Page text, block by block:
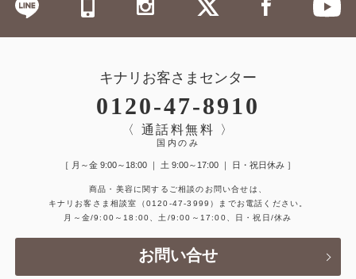
キナリお客さまセンター
0120-47-8910
〈 通話料無料 〉
国内のみ
［ 月～金 9:00～18:00 ｜ 土 9:00～17:00 ｜ 日・祝日休み ］
商品・美容に関するご相談のお問い合せは、
キナリお客さま相談室
（0120-47-3999）
までお電話ください。
月～金/9:00～18:00、土/9:00～17:00、日・祝日/休み
お問い合せ